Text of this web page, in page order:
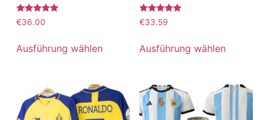
Bewertet
mit
von 5
€36.00
Ausführung wählen
Bewertet
mit
von 5
€33.59
Ausführung wählen